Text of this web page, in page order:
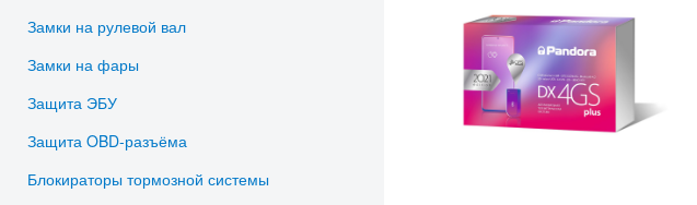
Замки на рулевой вал
Замки на фары
Защита ЭБУ
Защита OBD-разъёма
Блокираторы тормозной системы